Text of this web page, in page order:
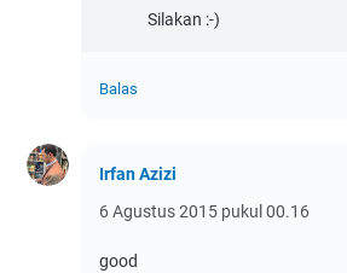
Silakan :-)
Balas
Irfan Azizi
6 Agustus 2015 pukul 00.16
good